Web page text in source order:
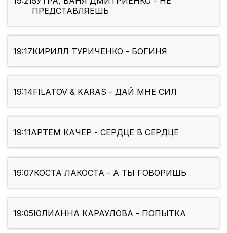
ПРЕДСТАВЛЯЕШЬ
19:17КИРИЛЛ ТУРИЧЕНКО - БОГИНЯ
19:14FILATOV & KARAS - ДАЙ МНЕ СИЛ
19:11АРТЕМ КАЧЕР - СЕРДЦЕ В СЕРДЦЕ
19:07КОСТА ЛАКОСТА - А ТЫ ГОВОРИШЬ
19:05ЮЛИАННА КАРАУЛОВА - ПОПЫТКА